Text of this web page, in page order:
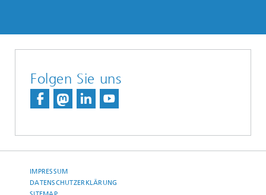
Folgen Sie uns
IMPRESSUM
DATENSCHUTZERKLÄRUNG